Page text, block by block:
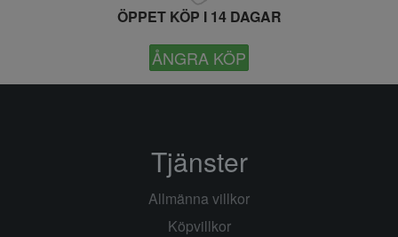
ÖPPET KÖP I 14 DAGAR
ÅNGRA KÖP
Tjänster
Allmänna villkor
Köpvillkor